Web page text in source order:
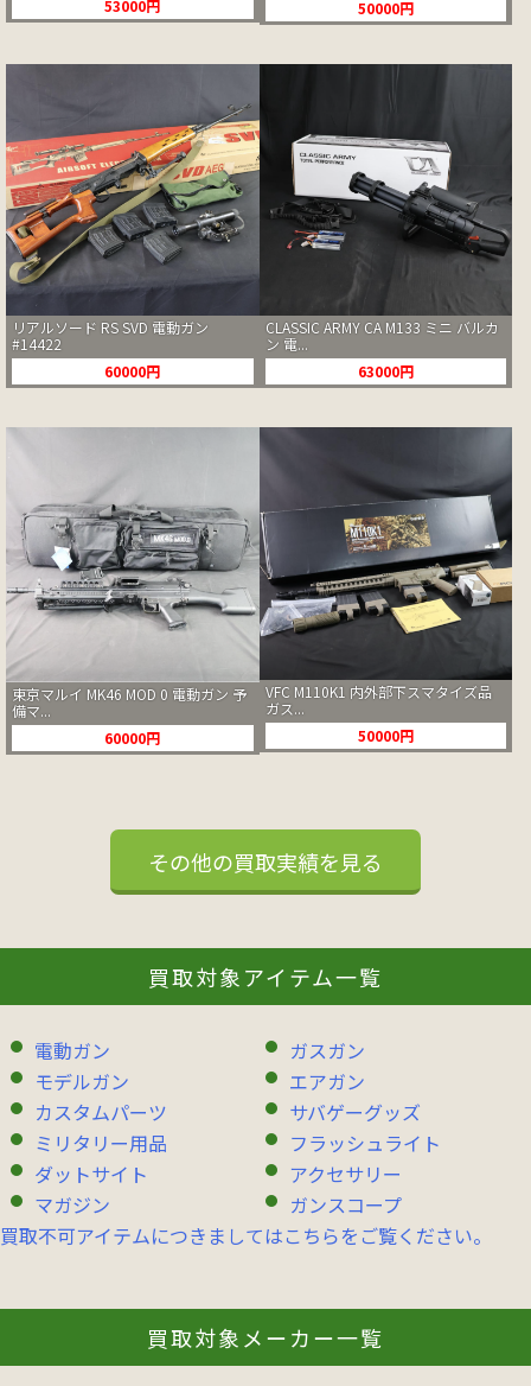
53000円 50000円
リアルソード RS SVD 電動ガン
#14422
60000円
CLASSIC ARMY CA M133 ミニ バルカ
ン 電...
63000円
東京マルイ MK46 MOD 0 電動ガン 予
備マ...
60000円
VFC M110K1 内外部下スマタイズ品
ガス...
50000円
その他の買取実績を見る
買取対象アイテム一覧
電動ガン
ガスガン
モデルガン
エアガン
カスタムパーツ
サバゲーグッズ
ミリタリー用品
フラッシュライト
ダットサイト
アクセサリー
マガジン
ガンスコープ
買取不可アイテムにつきましてはこちらをご覧ください。
買取対象メーカー一覧